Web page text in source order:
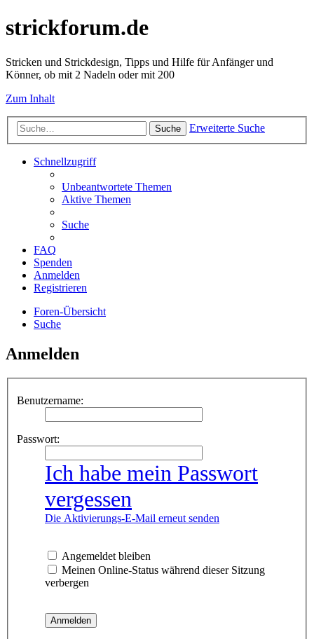
strickforum.de
Stricken und Strickdesign, Tipps und Hilfe für Anfänger und
Könner, ob mit 2 Nadeln oder mit 200
Zum Inhalt
Suche Erweiterte Suche
Schnellzugriff
Unbeantwortete Themen
Aktive Themen
Suche
FAQ
Spenden
Anmelden
Registrieren
Foren-Übersicht
Suche
Anmelden
Benutzername:
Passwort:
Ich habe mein Passwort
vergessen
Die Aktivierungs-E-Mail erneut senden
Angemeldet bleiben
Meinen Online-Status während dieser Sitzung
verbergen